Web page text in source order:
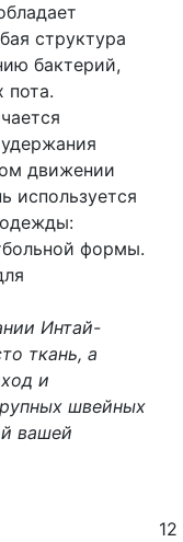
структура
бактерий,
пота.
движении
используется
формы.
Интай-
ткань, а
и
швейных
вашей
12